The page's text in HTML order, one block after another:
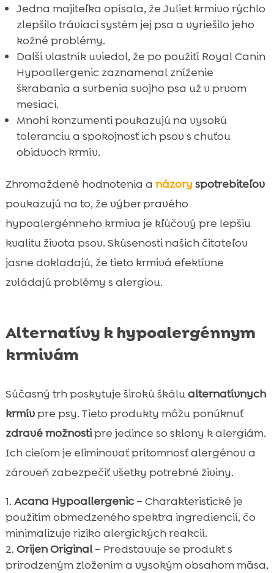
Jedna majiteľka opísala, že Juliet krmivo rýchlo
zlepšilo tráviaci systém jej psa a vyriešilo jeho
kožné problémy.
Další vlastník uviedol, že po použití Royal Canin
Hypoallergenic zaznamenal zníženie
škrabania a svrbenia svojho psa už v prvom
mesiaci.
Mnohí konzumenti poukazujú na vysokú
toleranciu a spokojnosť ich psov s chuťou
obidvoch krmív.
Zhromaždené hodnotenia a názory spotrebiteľov
poukazujú na to, že výber pravého
hypoalergénneho krmiva je kľúčový pre lepšiu
kvalitu života psov. Skúsenosti našich čitateľov
jasne dokladajú, že tieto krmivá efektívne
zvládajú problémy s alergiou.
Alternatívy k hypoalergénnym
krmivám
Súčasný trh poskytuje širokú škálualternatívnych
krmívpre psy. Tieto produkty môžu ponúknuť
zdravé možnostipre jedince so sklony k alergiám.
Ich cieľom je eliminovať prítomnosť alergénov a
zároveň zabezpečiť všetky potrebné živiny.
Acana Hypoallergenic– Charakteristické je
použitím obmedzeného spektra ingrediencií, čo
minimalizuje riziko alergických reakcií.
Orijen Original– Predstavuje se produkt s
prirodzeným zložením a vysokým obsahom mäsa,